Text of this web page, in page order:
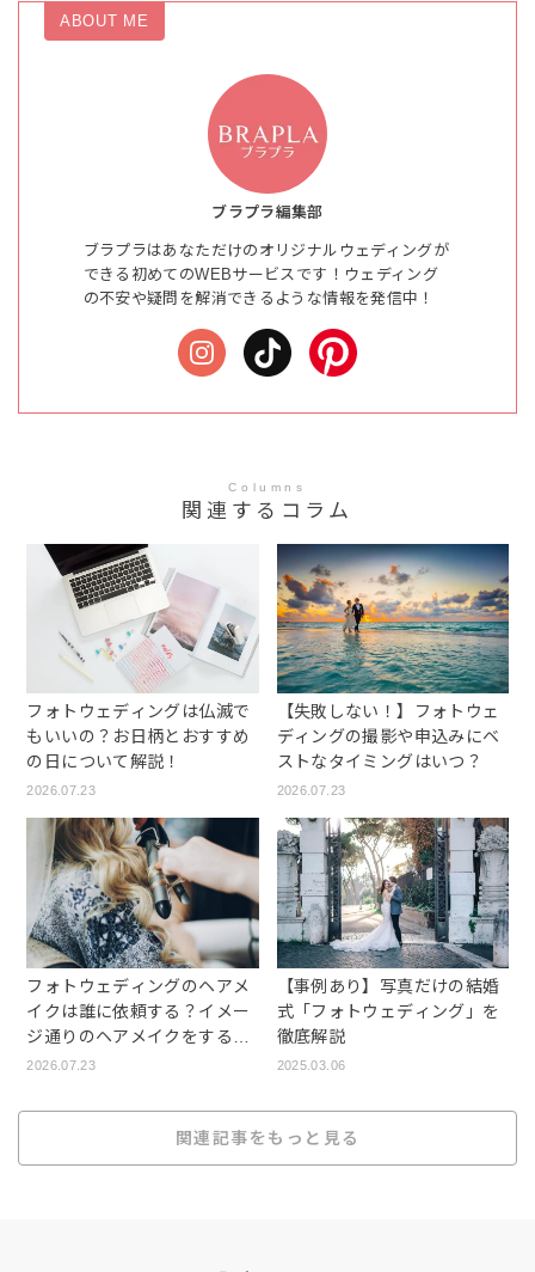
ABOUT ME
ブラプラ編集部
ブラプラはあなただけのオリジナルウェディングが
できる初めてのWEBサービスです！ウェディング
の不安や疑問を解消できるような情報を発信中！
Columns
関連するコラム
フォトウェディングは仏滅で
もいいの？お日柄とおすすめ
の日について解説！
2026.07.23
【失敗しない！】フォトウェ
ディングの撮影や申込みにベ
ストなタイミングはいつ？
2026.07.23
フォトウェディングのヘアメ
イクは誰に依頼する？イメー
ジ通りのヘアメイクをする方
法
2026.07.23
【事例あり】写真だけの結婚
式「フォトウェディング」を
徹底解説
2025.03.06
関連記事をもっと見る